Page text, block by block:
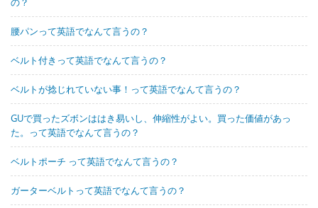
腰パンって英語でなんて言うの？
ベルト付きって英語でなんて言うの？
ベルトが捻じれていない事！って英語でなんて言うの？
GUで買ったズボンははき易いし、伸縮性がよい。買った価値があっ
た。って英語でなんて言うの？
ベルトポーチ って英語でなんて言うの？
ガーターベルトって英語でなんて言うの？